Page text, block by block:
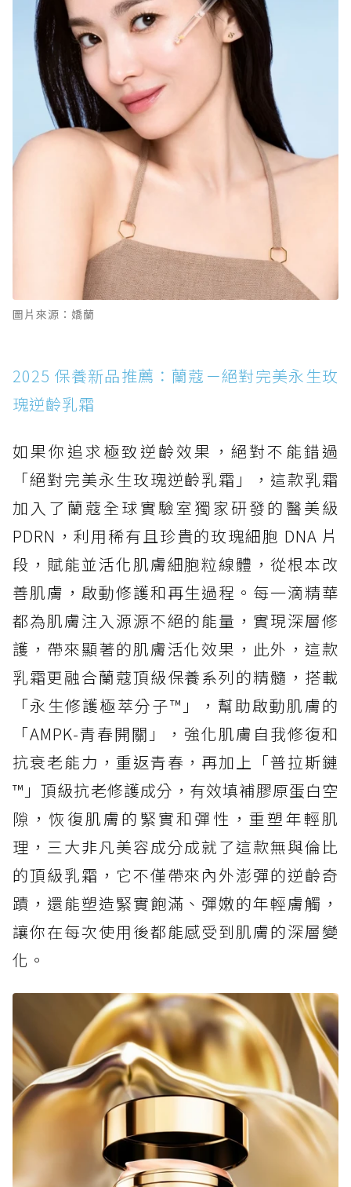
圖片來源：嬌蘭
2025 保養新品推薦：蘭蔻－絕對完美永生玫
瑰逆齡乳霜
如果你追求極致逆齡效果，絕對不能錯過
「絕對完美永生玫瑰逆齡乳霜」，這款乳霜
加入了蘭蔻全球實驗室獨家研發的醫美級
PDRN，利用稀有且珍貴的玫瑰細胞 DNA 片
段，賦能並活化肌膚細胞粒線體，從根本改
善肌膚，啟動修護和再生過程。每一滴精華
都為肌膚注入源源不絕的能量，實現深層修
護，帶來顯著的肌膚活化效果，此外，這款
乳霜更融合蘭蔻頂級保養系列的精髓，搭載
「永生修護極萃分子™」，幫助啟動肌膚的
「AMPK-青春開關」，強化肌膚自我修復和
抗衰老能力，重返青春，再加上「普拉斯鏈
™」頂級抗老修護成分，有效填補膠原蛋白空
隙，恢復肌膚的緊實和彈性，重塑年輕肌
理，三大非凡美容成分成就了這款無與倫比
的頂級乳霜，它不僅帶來內外澎彈的逆齡奇
蹟，還能塑造緊實飽滿、彈嫩的年輕膚觸，
讓你在每次使用後都能感受到肌膚的深層變
化。